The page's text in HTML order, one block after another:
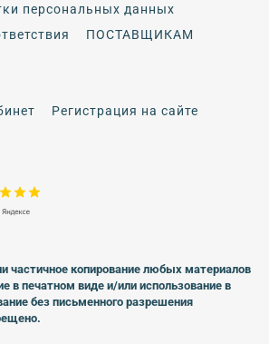
персональных данных
ПОСТАВЩИКАМ
Регистрация на сайте
частичное копирование любых материалов
в печатном виде и/или использование в
без письменного разрешения